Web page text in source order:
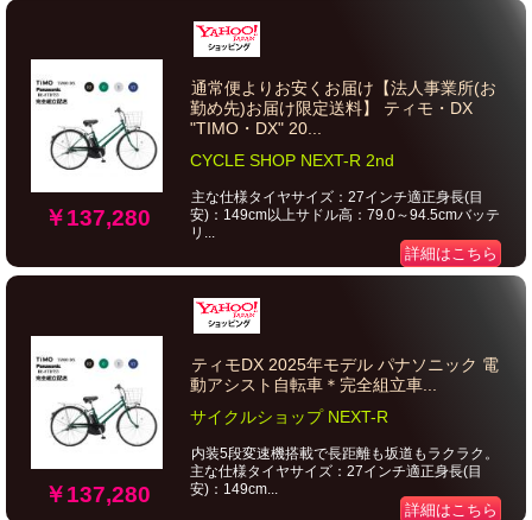
￥137,280
通常便よりお安くお届け【法人事業所(お
勤め先)お届け限定送料】 ティモ・DX
"TIMO・DX" 20...
CYCLE SHOP NEXT-R 2nd
主な仕様タイヤサイズ：27インチ適正身長(目
安)：149cm以上サドル高：79.0～94.5cmバッテ
リ...
詳細はこちら
￥137,280
ティモDX 2025年モデル パナソニック 電
動アシスト自転車＊完全組立車...
サイクルショップ NEXT-R
内装5段変速機搭載で長距離も坂道もラクラク。
主な仕様タイヤサイズ：27インチ適正身長(目
安)：149cm...
詳細はこちら